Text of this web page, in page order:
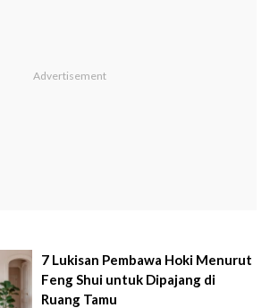
7 Lukisan Pembawa Hoki Menurut
Feng Shui untuk Dipajang di
Ruang Tamu